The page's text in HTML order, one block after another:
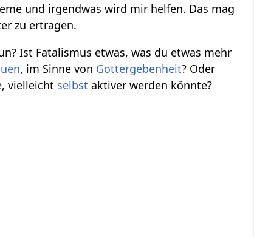
und irgendwas wird mir helfen. Das mag
zu ertragen.
Ist Fatalismus etwas, was du etwas mehr
, im Sinne von Gottergebenheit? Oder
vielleicht selbst aktiver werden könnte?